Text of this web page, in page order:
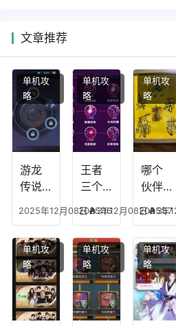
文章推荐
游龙
传说
能，
游龙
传说
多少
级能
挖矿
2025年12月08日 316
单机攻
略
王者
三个
加
点，
王者
技能
可以
放三
个是
2025年12月08日 357
单机攻
略
哪个
伙伴
心符
技
能，
失心
符命
中后
附加
2025年
单机攻
略
单机攻
略
单机攻
略
单机攻
略